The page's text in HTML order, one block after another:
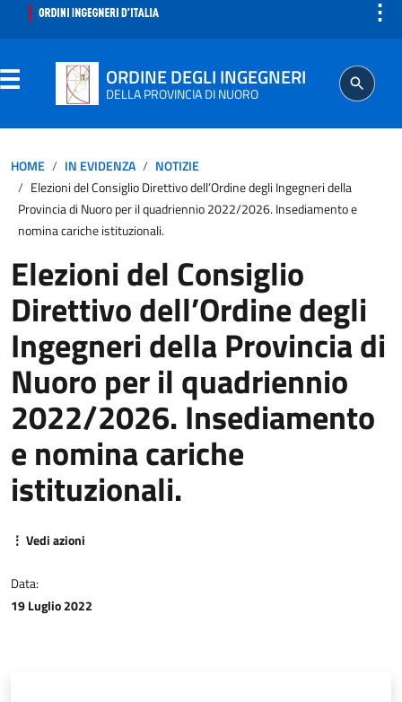
⋮
ORDINE DEGLI INGEGNERI
DELLA PROVINCIA DI NUORO
SEGRETERIA
PROFESSIONE
AGGIORNAMENTO PROFESSIONALE
HOME IN EVIDENZA
NOTIZIE
Elezioni del Consiglio Direttivo dell’Ordine degli Ingegneri della
Provincia di Nuoro per il quadriennio 2022/2026. Insediamento e
nomina cariche istituzionali.
Elezioni del Consiglio
Direttivo dell’Ordine degli
Ingegneri della Provincia di
Nuoro per il quadriennio
2022/2026. Insediamento
e nomina cariche
istituzionali.
⋮ Vedi azioni
Data:
19 Luglio 2022